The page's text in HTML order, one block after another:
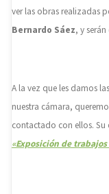
ver las obras realizadas
Bernardo Sáez, y
A la vez que les damos
nuestra cámara,
contactado con ellos. Su
«Exposición de